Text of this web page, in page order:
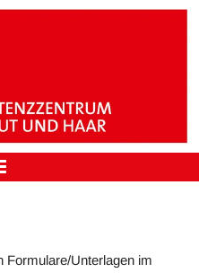
Formulare/Unterlagen im